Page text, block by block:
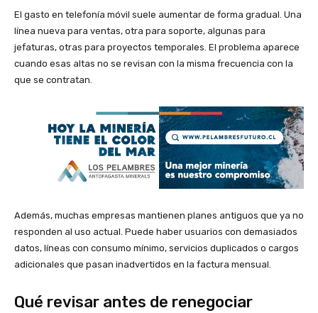
El gasto en telefonía móvil suele aumentar de forma gradual. Una
línea nueva para ventas, otra para soporte, algunas para
jefaturas, otras para proyectos temporales. El problema aparece
cuando esas altas no se revisan con la misma frecuencia con la
que se contratan.
Además, muchas empresas mantienen planes antiguos que ya no
responden al uso actual. Puede haber usuarios con demasiados
datos, líneas con consumo mínimo, servicios duplicados o cargos
adicionales que pasan inadvertidos en la factura mensual.
Qué revisar antes de renegociar